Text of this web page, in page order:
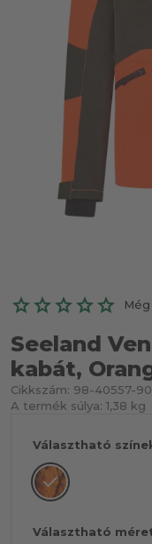
Seeland
kabát,
Cikkszám: 98-40557-
A termék súlya: 1,38 kg
Választható
Választható